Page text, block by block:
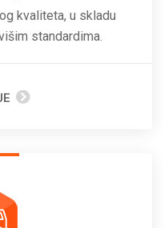
kvaliteta, u skladu
standardima.